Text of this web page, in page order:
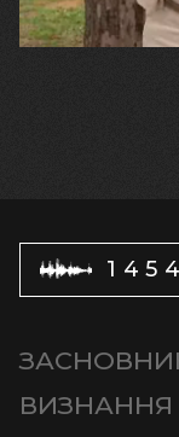
племінницю"
ВИЗНАННЯ